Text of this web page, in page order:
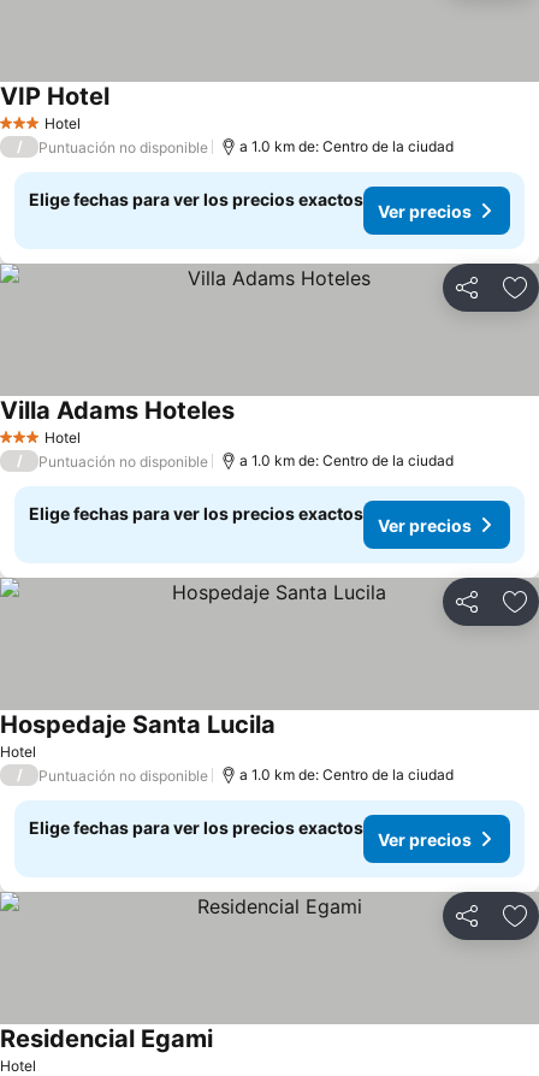
3 Estrellas
Hotel
VIP Hotel
/ Puntuación no disponible a 1.0 km de: Centro de la ciudad
Elige fechas para ver los precios exactos
Ver precios
Compartir
3 Estrellas
Hotel
Villa Adams Hoteles
/ Puntuación no disponible a 1.0 km de: Centro de la ciudad
Elige fechas para ver los precios exactos
Ver precios
Compartir
Hotel
Hospedaje Santa Lucila
/ Puntuación no disponible a 1.0 km de: Centro de la ciudad
Elige fechas para ver los precios exactos
Ver precios
Compartir
Hotel
Residencial Egami